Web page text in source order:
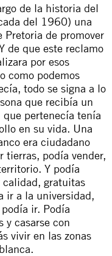
de la historia del
del 1960) una
de promover
de que este reclamo
por esos
como podemos
todo se signa a lo
que recibía un
pertenecía tenía
en su vida. Una
era ciudadano
tierras, podía vender,
Y podía
calidad, gratuitas
ir a la universidad,
ir. Podía
y casarse con
vivir en las zonas